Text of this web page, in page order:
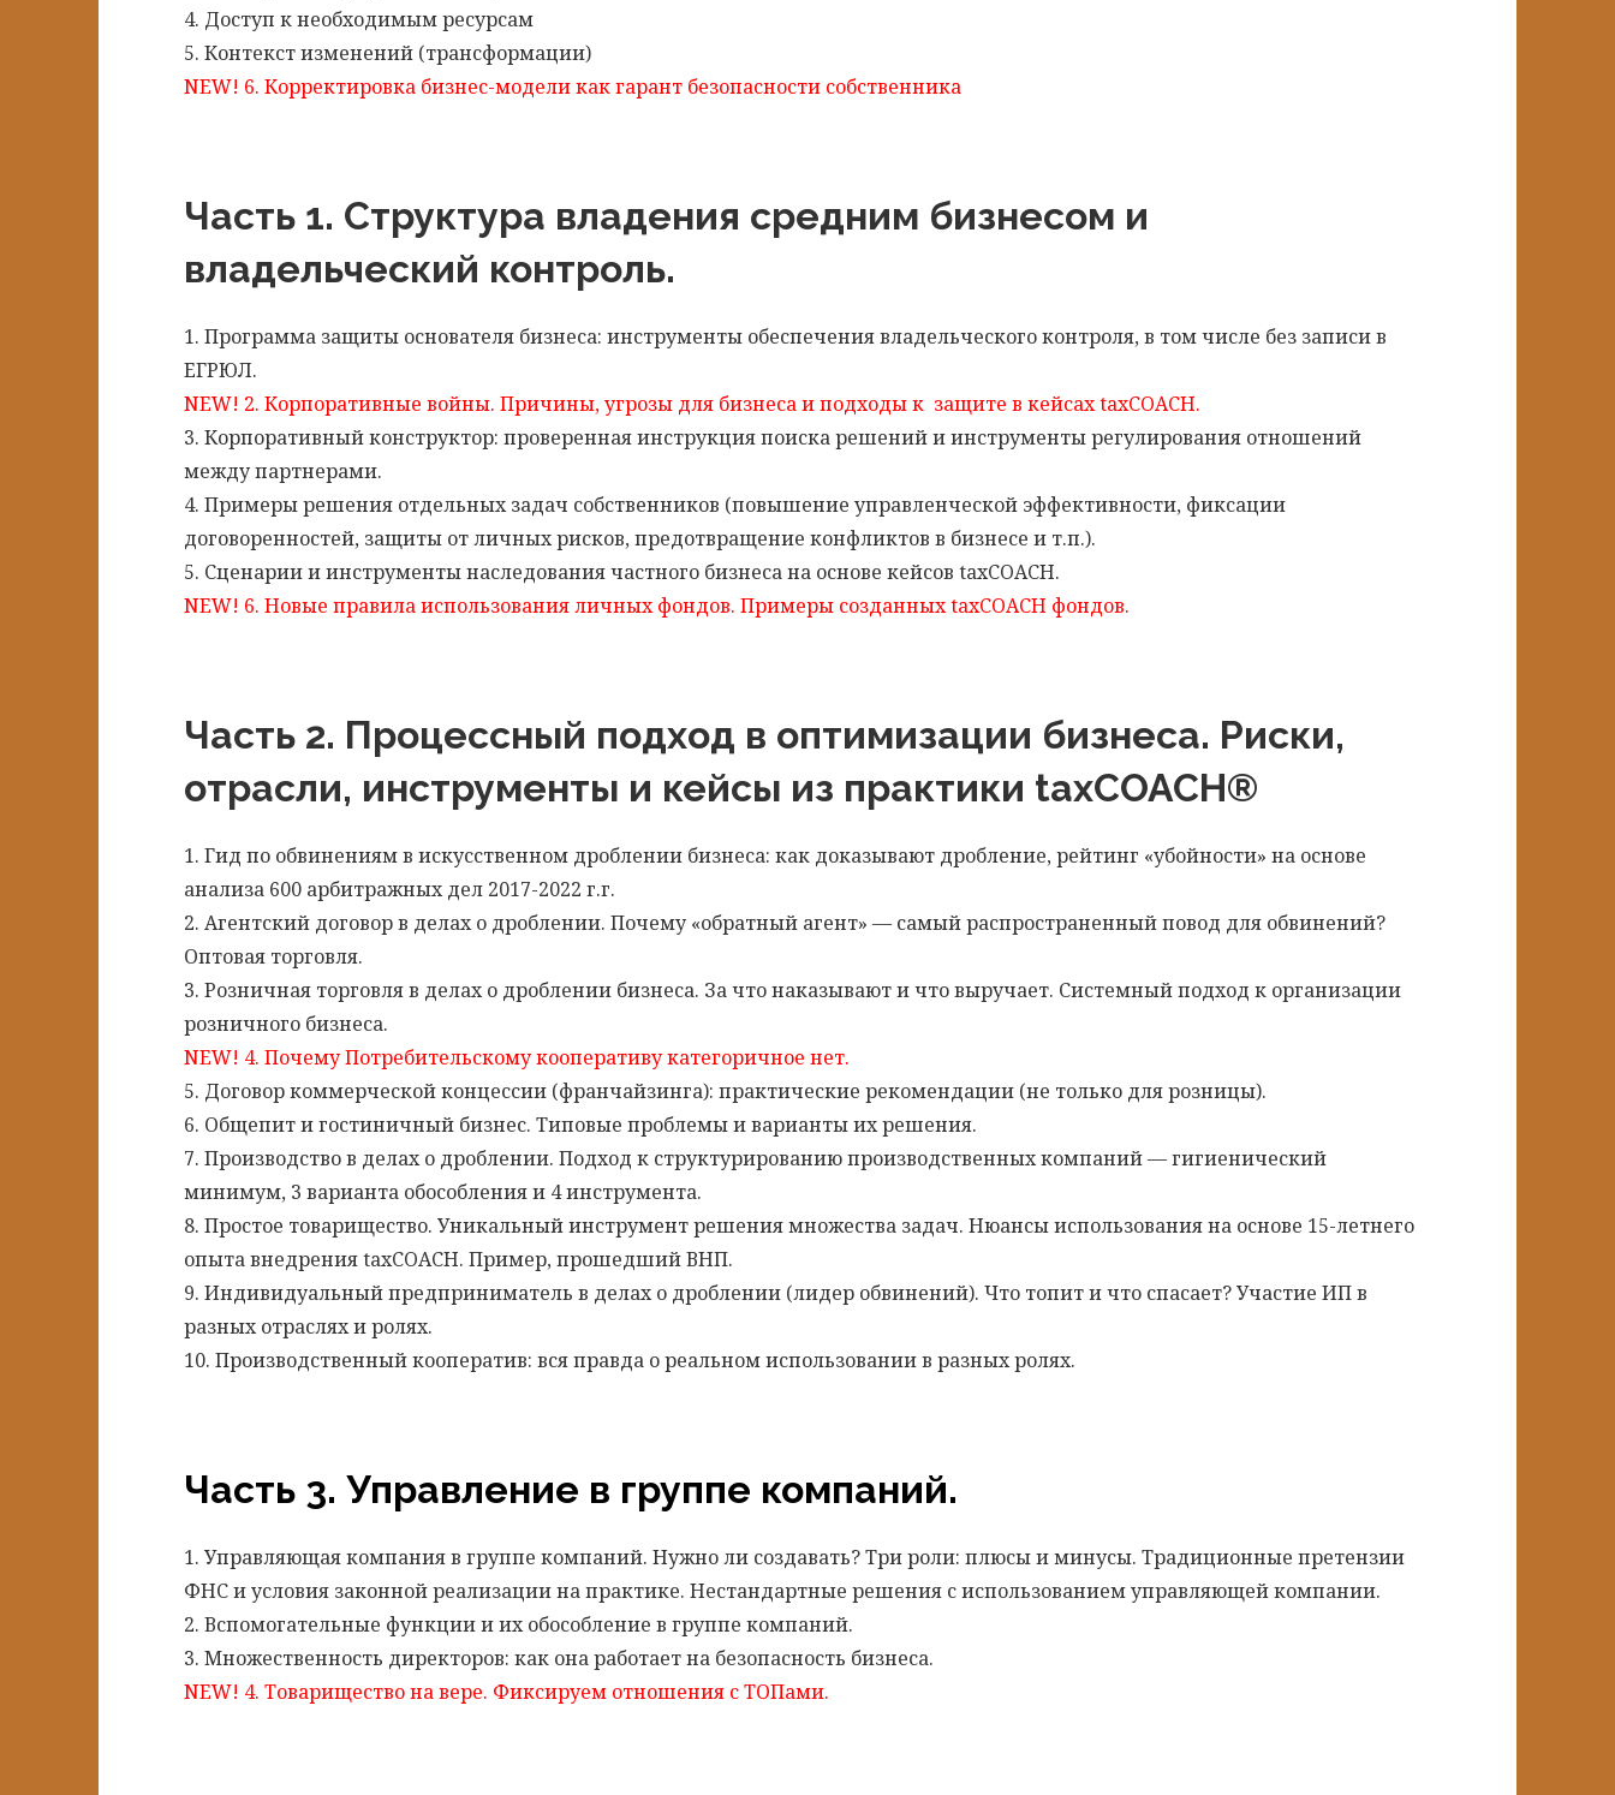
4. Доступ к необходимым ресурсам
5. Контекст изменений (трансформации)
NEW! 6. Корректировка бизнес-модели как гарант безопасности собственника
Часть 1. Структура владения средним бизнесом и
владельческий контроль.
1. Программа защиты основателя бизнеса: инструменты обеспечения владельческого контроля, в том числе без записи в
ЕГРЮЛ.
NEW! 2. Корпоративные войны. Причины, угрозы для бизнеса и подходы к защите в кейсах taxCOACH.
3. Корпоративный конструктор: проверенная инструкция поиска решений и инструменты регулирования отношений
между партнерами.
4. Примеры решения отдельных задач собственников (повышение управленческой эффективности, фиксации
договоренностей, защиты от личных рисков, предотвращение конфликтов в бизнесе и т.п.).
5. Сценарии и инструменты наследования частного бизнеса на основе кейсов taxCOACH.
NEW! 6. Новые правила использования личных фондов. Примеры созданных taxCOACH фондов.
Часть 2. Процессный подход в оптимизации бизнеса. Риски,
отрасли, инструменты и кейсы из практики taxCOACH®
1. Гид по обвинениям в искусственном дроблении бизнеса: как доказывают дробление, рейтинг «убойности» на основе
анализа 600 арбитражных дел 2017-2022 г.г.
2. Агентский договор в делах о дроблении. Почему «обратный агент» — самый распространенный повод для обвинений?
Оптовая торговля.
3. Розничная торговля в делах о дроблении бизнеса. За что наказывают и что выручает. Системный подход к организации
розничного бизнеса.
NEW! 4. Почему Потребительскому кооперативу категоричное нет.
5. Договор коммерческой концессии (франчайзинга): практические рекомендации (не только для розницы).
6. Общепит и гостиничный бизнес. Типовые проблемы и варианты их решения.
7. Производство в делах о дроблении. Подход к структурированию производственных компаний — гигиенический
минимум, 3 варианта обособления и 4 инструмента.
8. Простое товарищество. Уникальный инструмент решения множества задач. Нюансы использования на основе 15-летнего
опыта внедрения taxCOACH. Пример, прошедший ВНП.
9. Индивидуальный предприниматель в делах о дроблении (лидер обвинений). Что топит и что спасает? Участие ИП в
разных отраслях и ролях.
10. Производственный кооператив: вся правда о реальном использовании в разных ролях.
Часть 3. Управление в группе компаний.
1. Управляющая компания в группе компаний. Нужно ли создавать? Три роли: плюсы и минусы. Традиционные претензии
ФНС и условия законной реализации на практике. Нестандартные решения с использованием управляющей компании.
2. Вспомогательные функции и их обособление в группе компаний.
3. Множественность директоров: как она работает на безопасность бизнеса.
NEW! 4. Товарищество на вере. Фиксируем отношения с ТОПами.